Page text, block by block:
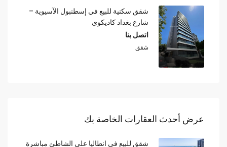
شقق سكنية للبيع في إسطنبول الآسيوية –
شارع بغداد كاديكوي
اتصل بنا
شقق
عرض أحدث العقارات الخاصة بك
شقق للبيع في انطاليا على الشاطئ مباشرة